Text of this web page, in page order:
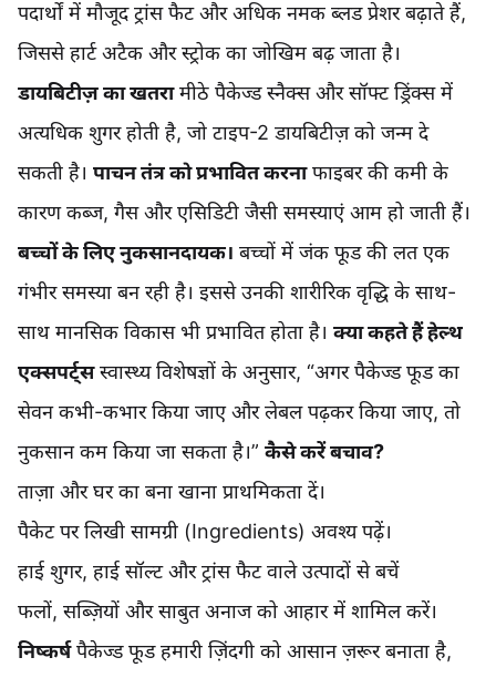
पदार्थों में मौजूद ट्रांस फैट और अधिक नमक ब्लड प्रेशर बढ़ाते हैं,
जिससे हार्ट अटैक और स्ट्रोक का जोखिम बढ़ जाता है।
डायबिटीज़ का खतरामीठे पैकेज्ड स्नैक्स और सॉफ्ट ड्रिंक्स में
अत्यधिक शुगर होती है, जो टाइप-2 डायबिटीज़ को जन्म दे
सकती है। पाचन तंत्र को प्रभावित करनाफाइबर की कमी के
कारण कब्ज, गैस और एसिडिटी जैसी समस्याएं आम हो जाती हैं।
बच्चों के लिए नुकसानदायक। बच्चों में जंक फूड की लत एक
गंभीर समस्या बन रही है। इससे उनकी शारीरिक वृद्धि के साथ-
साथ मानसिक विकास भी प्रभावित होता है। क्या कहते हैं हेल्थ
एक्सपर्ट्सस्वास्थ्य विशेषज्ञों के अनुसार, “अगर पैकेज्ड फूड का
सेवन कभी-कभार किया जाए और लेबल पढ़कर किया जाए, तो
नुकसान कम किया जा सकता है।” कैसे करें बचाव?
ताज़ा और घर का बना खाना प्राथमिकता दें।
पैकेट पर लिखी सामग्री (Ingredients) अवश्य पढ़ें।
हाई शुगर, हाई सॉल्ट और ट्रांस फैट वाले उत्पादों से बचें
फलों, सब्ज़ियों और साबुत अनाज को आहार में शामिल करें।
निष्कर्षपैकेज्ड फूड हमारी ज़िंदगी को आसान ज़रूर बनाता है,